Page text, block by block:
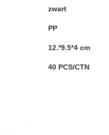
zwart
PP
12.*9.5*4 cm
40 PCS/CTN